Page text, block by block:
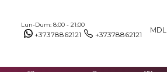
Lun-Dum: 8:00 - 21:00
+37378862121 +37378862121 MDL